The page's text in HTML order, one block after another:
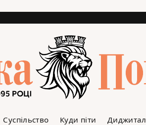
Суспільство Куди піти Диджитал